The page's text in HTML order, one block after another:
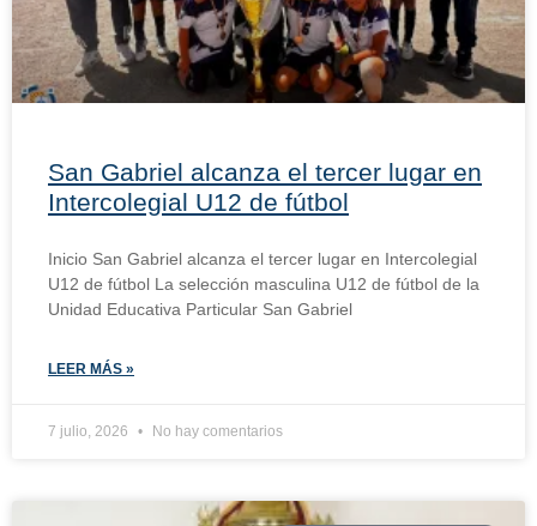
San Gabriel alcanza el tercer lugar en
Intercolegial U12 de fútbol
Inicio San Gabriel alcanza el tercer lugar en Intercolegial
U12 de fútbol La selección masculina U12 de fútbol de la
Unidad Educativa Particular San Gabriel
LEER MÁS »
7 julio, 2026 No hay comentarios